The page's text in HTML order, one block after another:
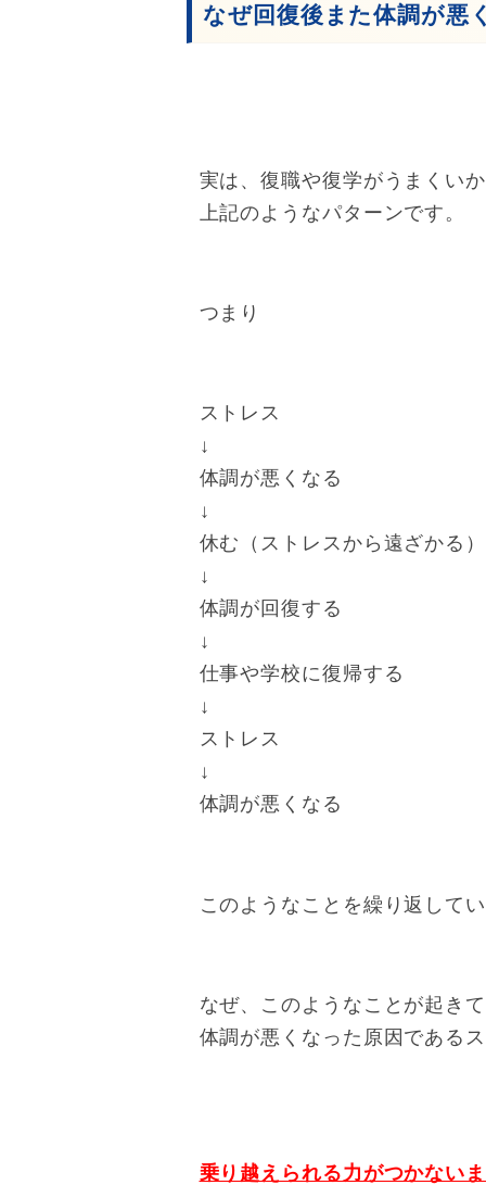
なぜ回復後また体調が悪
実は、復職や復学がうまくい
上記のようなパターンです。
つまり
ストレス
↓
体調が悪くなる
↓
休む（ストレスから遠ざかる）
↓
体調が回復する
↓
仕事や学校に復帰する
↓
ストレス
↓
体調が悪くなる
このようなことを繰り返して
なぜ、このようなことが起き
体調が悪くなった原因である
乗り越えられる力がつかない